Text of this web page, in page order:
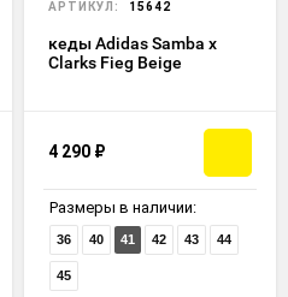
АРТИКУЛ: 15642
кеды Adidas Samba x
Clarks Fieg Beige
4 290 ₽
Размеры в наличии:
36 40 41 42 43 44
45